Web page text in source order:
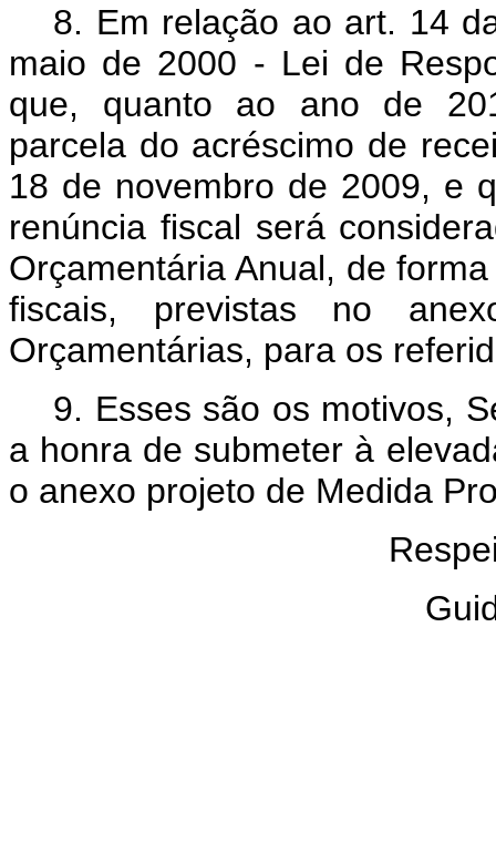
8. Em relação ao art. 14
maio de 2000 - Lei de
que, quanto ao ano de
parcela do acréscimo de
18 de novembro de 2009, e
renúncia fiscal será
Orçamentária Anual, de
fiscais, previstas no
Orçamentárias, para os
9. Esses são os motivos,
a honra de submeter à
o anexo projeto de Medida